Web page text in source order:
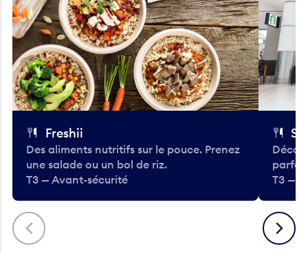
Précédent
Freshii
Des aliments nutritifs sur le pouce. Prenez
une salade ou un bol de riz.
T3 — Avant-sécurité
T3 —
Suivant